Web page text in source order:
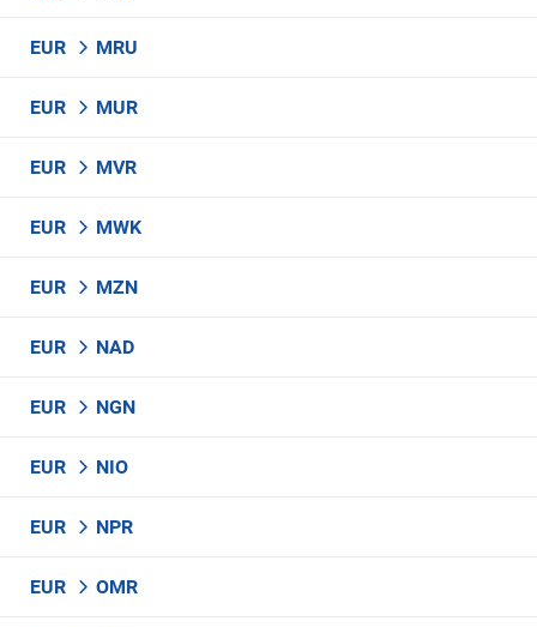
EUR MRU
EUR MUR
EUR MVR
EUR MWK
EUR MZN
EUR NAD
EUR NGN
EUR NIO
EUR NPR
EUR OMR